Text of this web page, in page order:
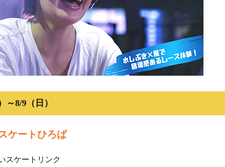
～8/9（日）
ケートひろば
スケートリンク